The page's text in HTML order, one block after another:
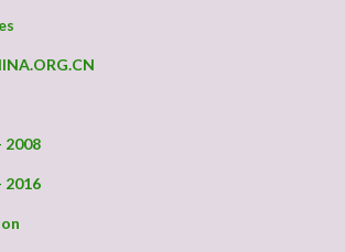
2008
2016